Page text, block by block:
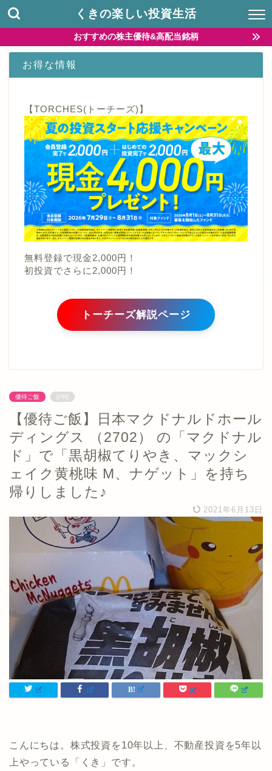
くきの楽しい投資生活
おすすめの株主優待&高配当銘柄
お得な情報
【TORCHES(トーチーズ)】
無料登録で現金2,000円！
初投資でさらに2,000円！
トーチーズ解説ページ
優待ご飯 [PR]
【優待ご飯】日本マクドナルドホール
ディングス （2702） の「マクドナル
ド」で「黒胡椒てりやき、マックシ
ェイク黄桃味 M、ナゲット」を持ち
帰りしました♪
2021年6月13日
こんにちは。株式投資を10年以上、不動産投資を5年以
上やっている「くき」です。